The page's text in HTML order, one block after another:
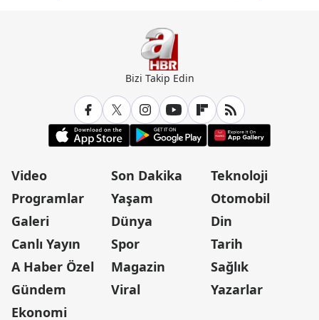
Bizi Takip Edin
Video
Programlar
Galeri
Canlı Yayın
A Haber Özel
Gündem
Ekonomi
Son Dakika
Yaşam
Dünya
Spor
Magazin
Viral
Teknoloji
Otomobil
Din
Tarih
Sağlık
Yazarlar